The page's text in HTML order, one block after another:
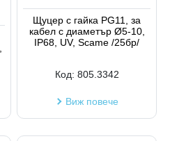
Щуцер с гайка PG11, за
кабел с диаметър Ø5-10,
IP68, UV, Scame /25бр/
Код: 805.3342
Виж повече